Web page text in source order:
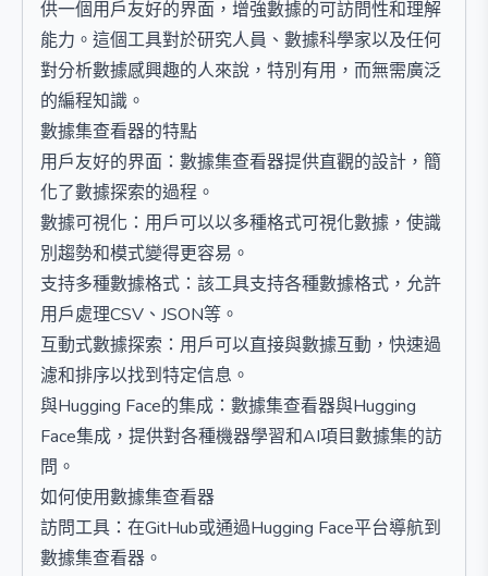
供一個用戶友好的界面，增強數據的可訪問性和理解
能力。這個工具對於研究人員、數據科學家以及任何
對分析數據感興趣的人來說，特別有用，而無需廣泛
的編程知識。
數據集查看器的特點
用戶友好的界面：數據集查看器提供直觀的設計，簡
化了數據探索的過程。
數據可視化：用戶可以以多種格式可視化數據，使識
別趨勢和模式變得更容易。
支持多種數據格式：該工具支持各種數據格式，允許
用戶處理CSV、JSON等。
互動式數據探索：用戶可以直接與數據互動，快速過
濾和排序以找到特定信息。
與Hugging Face的集成：數據集查看器與Hugging
Face集成，提供對各種機器學習和AI項目數據集的訪
問。
如何使用數據集查看器
訪問工具：在GitHub或通過Hugging Face平台導航到
數據集查看器。